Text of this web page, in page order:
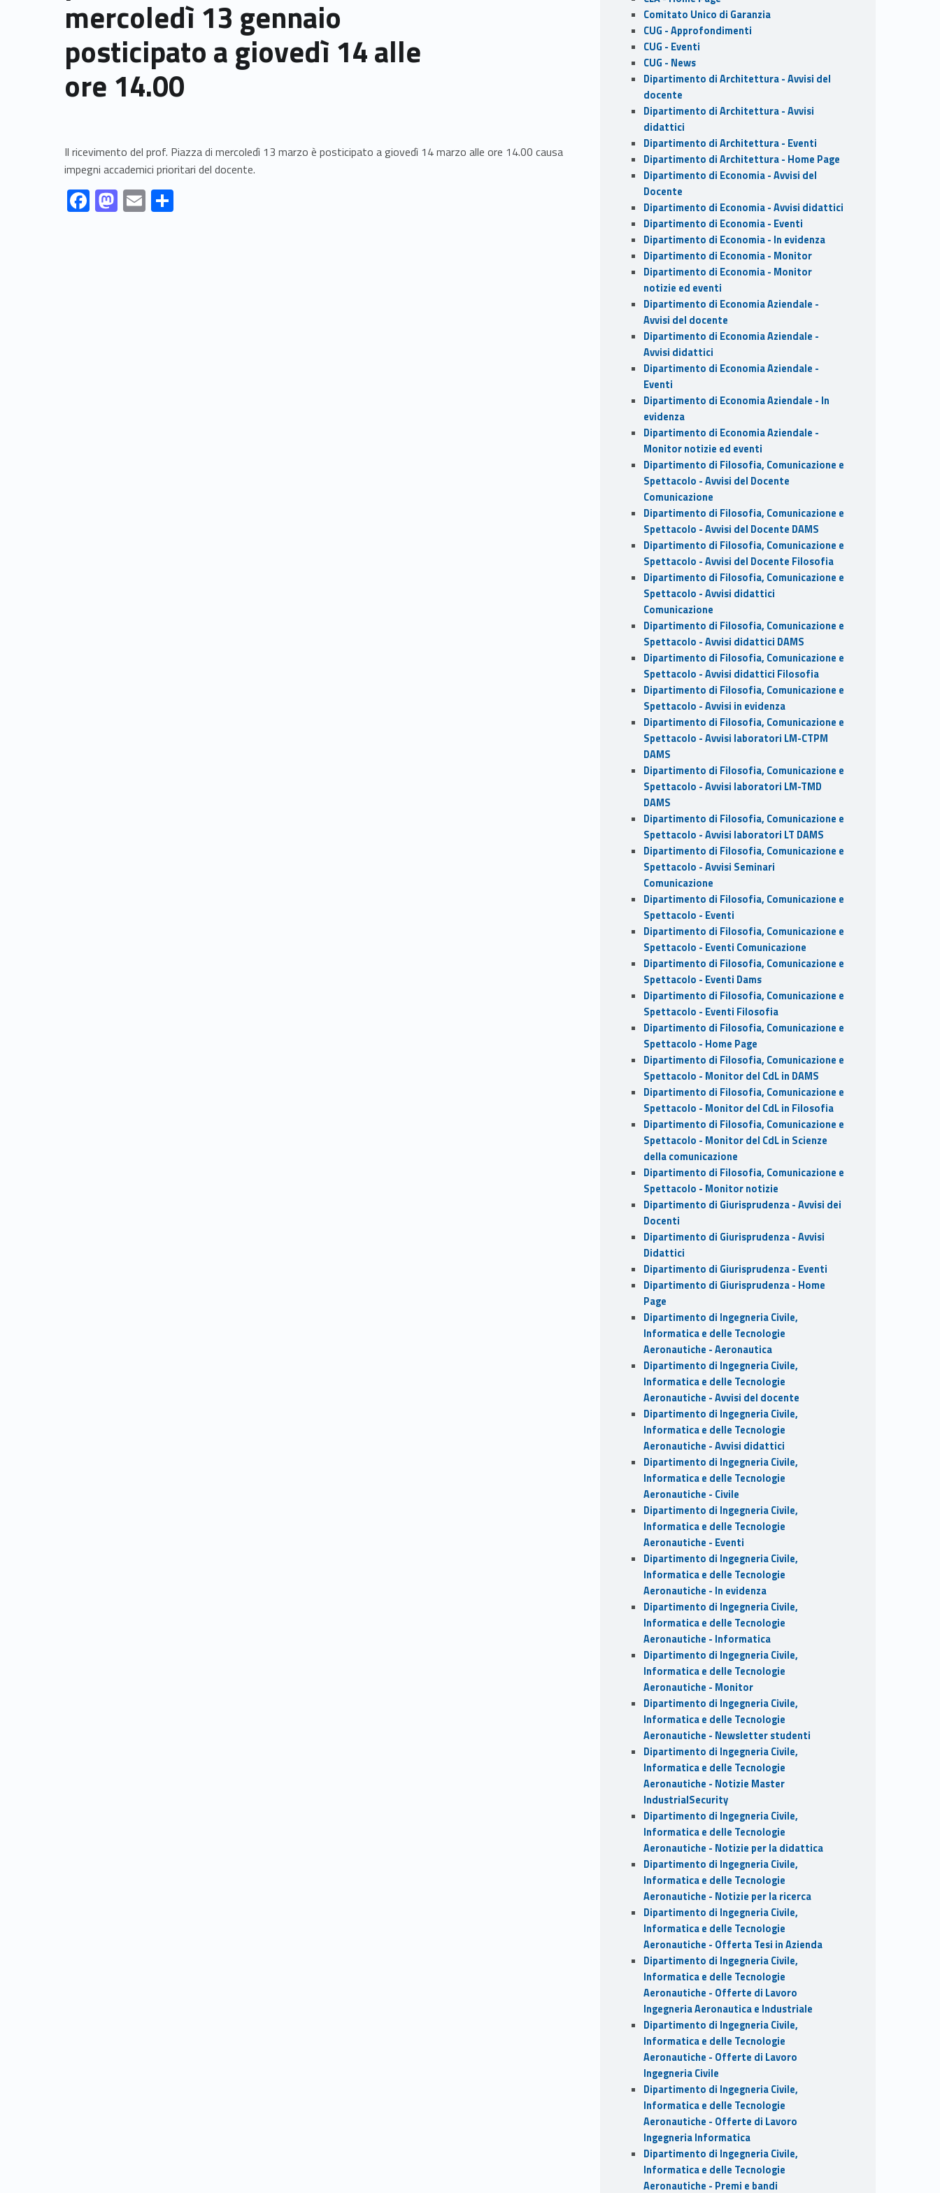
mercoledì 13 gennaio
posticipato a giovedì 14 alle
ore 14.00
Il ricevimento del prof. Piazza di mercoledì 13 marzo è posticipato a giovedì 14 marzo alle ore 14.00 causa
impegni accademici prioritari del docente.
Link identifier #identifier__11758-1
F
ac
Link identifier #identifier__15424-2 M
as
Link identifier #identifier__18869-3 E
m
Link identifier #identifier__105169-4
Comitato Unico di Garanzia
CUG - Approfondimenti
CUG - Eventi
CUG - News
Dipartimento di Architettura - Avvisi del
docente
Dipartimento di Architettura - Avvisi
didattici
Dipartimento di Architettura - Eventi
Dipartimento di Architettura - Home Page
Dipartimento di Economia - Avvisi del
Docente
Dipartimento di Economia - Avvisi didattici
Dipartimento di Economia - Eventi
Dipartimento di Economia - In evidenza
Dipartimento di Economia - Monitor
Dipartimento di Economia - Monitor
notizie ed eventi
Dipartimento di Economia Aziendale -
Avvisi del docente
Dipartimento di Economia Aziendale -
Avvisi didattici
Dipartimento di Economia Aziendale -
Eventi
Dipartimento di Economia Aziendale - In
evidenza
Dipartimento di Economia Aziendale -
Monitor notizie ed eventi
Dipartimento di Filosofia, Comunicazione e
Spettacolo - Avvisi del Docente
Comunicazione
Dipartimento di Filosofia, Comunicazione e
Spettacolo - Avvisi del Docente DAMS
Dipartimento di Filosofia, Comunicazione e
Spettacolo - Avvisi del Docente Filosofia
Dipartimento di Filosofia, Comunicazione e
Spettacolo - Avvisi didattici
Comunicazione
Dipartimento di Filosofia, Comunicazione e
Spettacolo - Avvisi didattici DAMS
Dipartimento di Filosofia, Comunicazione e
Spettacolo - Avvisi didattici Filosofia
Dipartimento di Filosofia, Comunicazione e
Spettacolo - Avvisi in evidenza
Dipartimento di Filosofia, Comunicazione e
Spettacolo - Avvisi laboratori LM-CTPM
DAMS
Dipartimento di Filosofia, Comunicazione e
Spettacolo - Avvisi laboratori LM-TMD
DAMS
Dipartimento di Filosofia, Comunicazione e
Spettacolo - Avvisi laboratori LT DAMS
Dipartimento di Filosofia, Comunicazione e
Spettacolo - Avvisi Seminari
Comunicazione
Dipartimento di Filosofia, Comunicazione e
Spettacolo - Eventi
Dipartimento di Filosofia, Comunicazione e
Spettacolo - Eventi Comunicazione
Dipartimento di Filosofia, Comunicazione e
Spettacolo - Eventi Dams
Dipartimento di Filosofia, Comunicazione e
Spettacolo - Eventi Filosofia
Dipartimento di Filosofia, Comunicazione e
Spettacolo - Home Page
Dipartimento di Filosofia, Comunicazione e
Spettacolo - Monitor del CdL in DAMS
Dipartimento di Filosofia, Comunicazione e
Spettacolo - Monitor del CdL in Filosofia
Dipartimento di Filosofia, Comunicazione e
Spettacolo - Monitor del CdL in Scienze
della comunicazione
Dipartimento di Filosofia, Comunicazione e
Spettacolo - Monitor notizie
Dipartimento di Giurisprudenza - Avvisi dei
Docenti
Dipartimento di Giurisprudenza - Avvisi
Didattici
Dipartimento di Giurisprudenza - Eventi
Dipartimento di Giurisprudenza - Home
Page
Dipartimento di Ingegneria Civile,
Informatica e delle Tecnologie
Aeronautiche - Aeronautica
Dipartimento di Ingegneria Civile,
Informatica e delle Tecnologie
Aeronautiche - Avvisi del docente
Dipartimento di Ingegneria Civile,
Informatica e delle Tecnologie
Aeronautiche - Avvisi didattici
Dipartimento di Ingegneria Civile,
Informatica e delle Tecnologie
Aeronautiche - Civile
Dipartimento di Ingegneria Civile,
Informatica e delle Tecnologie
Aeronautiche - Eventi
Dipartimento di Ingegneria Civile,
Informatica e delle Tecnologie
Aeronautiche - In evidenza
Dipartimento di Ingegneria Civile,
Informatica e delle Tecnologie
Aeronautiche - Informatica
Dipartimento di Ingegneria Civile,
Informatica e delle Tecnologie
Aeronautiche - Monitor
Dipartimento di Ingegneria Civile,
Informatica e delle Tecnologie
Aeronautiche - Newsletter studenti
Dipartimento di Ingegneria Civile,
Informatica e delle Tecnologie
Aeronautiche - Notizie Master
IndustrialSecurity
Dipartimento di Ingegneria Civile,
Informatica e delle Tecnologie
Aeronautiche - Notizie per la didattica
Dipartimento di Ingegneria Civile,
Informatica e delle Tecnologie
Aeronautiche - Notizie per la ricerca
Dipartimento di Ingegneria Civile,
Informatica e delle Tecnologie
Aeronautiche - Offerta Tesi in Azienda
Dipartimento di Ingegneria Civile,
Informatica e delle Tecnologie
Aeronautiche - Offerte di Lavoro
Ingegneria Aeronautica e Industriale
Dipartimento di Ingegneria Civile,
Informatica e delle Tecnologie
Aeronautiche - Offerte di Lavoro
Ingegneria Civile
Dipartimento di Ingegneria Civile,
Informatica e delle Tecnologie
Aeronautiche - Offerte di Lavoro
Ingegneria Informatica
Dipartimento di Ingegneria Civile,
Informatica e delle Tecnologie
Aeronautiche - Premi e bandi